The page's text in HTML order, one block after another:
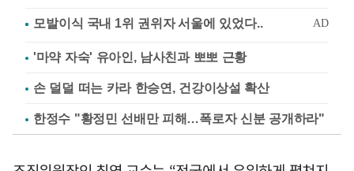
'마약 자숙' 유아인, 남사친과 뽀뽀 근황
손 덜덜 떠는 카라 한승연, 건강이상설 확산
한정수 "황정민 선배만 피해…폭로자 신분 공개하라"